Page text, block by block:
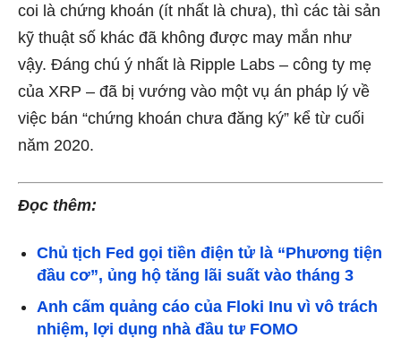
coi là chứng khoán (ít nhất là chưa), thì các tài sản
kỹ thuật số khác đã không được may mắn như
vậy. Đáng chú ý nhất là Ripple Labs – công ty mẹ
của XRP – đã bị vướng vào một vụ án pháp lý về
việc bán “chứng khoán chưa đăng ký” kể từ cuối
năm 2020.
Đọc thêm:
Chủ tịch Fed gọi tiền điện tử là “Phương tiện
đầu cơ”, ủng hộ tăng lãi suất vào tháng 3
Anh cấm quảng cáo của Floki Inu vì vô trách
nhiệm, lợi dụng nhà đầu tư FOMO